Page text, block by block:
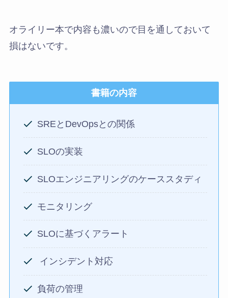
オライリー本で内容も濃いので目を通しておいて
損はないです。
書籍の内容
SREとDevOpsとの関係
SLOの実装
SLOエンジニアリングのケーススタディ
モニタリング
SLOに基づくアラート
インシデント対応
負荷の管理